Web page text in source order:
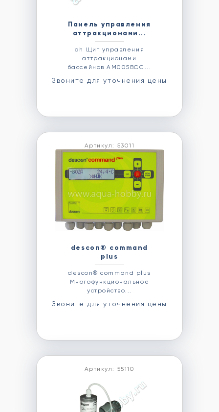
Панель управления
аттракционами...
ah Щит управления
аттракционами
бассейнов AM005BCC...
Звоните для уточнения цены
Артикул: 53011
descon® command
plus
descon® command plus
Многофункциональное
устройство...
Звоните для уточнения цены
Артикул: 55110